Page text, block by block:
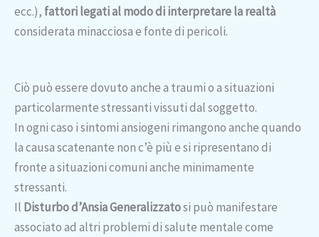
ecc.), fattori legati al modo di interpretare la realtà
considerata minacciosa e fonte di pericoli.
Ciò può essere dovuto anche a traumi o a situazioni
particolarmente stressanti vissuti dal soggetto.
In ogni caso i sintomi ansiogeni rimangono anche quando
la causa scatenante non c’è più e si ripresentano di
fronte a situazioni comuni anche minimamente
stressanti.
Il Disturbo d’Ansia Generalizzatosi può manifestare
associato ad altri problemi di salute mentale come